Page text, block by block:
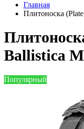
Главная
Плитоноска
Ballistica
Популярный